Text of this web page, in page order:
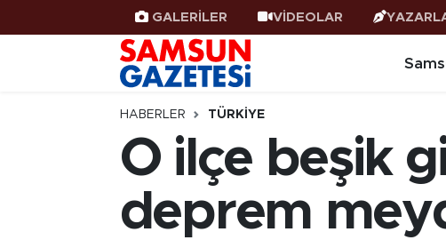
GALERİLER VİDEOLAR
HABERLER TÜRKIYE
O ilçe beşik
deprem
Samsun Haber
Samsunspor
Samsun Rehberi
Resmi İlanlar
Samsun Nöbetçi Eczaneler
Samsun Hava Durumu
SAMSUN Namaz Vakitleri
Samsun Trafik Yoğunluk Haritası